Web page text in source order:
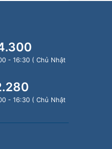
- 16:30 ( Chủ Nhật
- 16:30 ( Chủ Nhật